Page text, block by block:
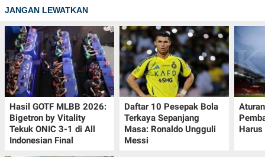
JANGAN LEWATKAN
Hasil GOTF MLBB 2026:
Bigetron by Vitality
Tekuk ONIC 3-1 di All
Indonesian Final
Daftar 10 Pesepak Bola
Terkaya Sepanjang
Masa: Ronaldo Ungguli
Messi